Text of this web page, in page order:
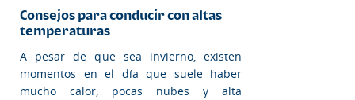
Consejos para conducir con altas
temperaturas
A pesar de que sea invierno, existen
momentos en el día que suele haber
mucho calor, pocas nubes y alta